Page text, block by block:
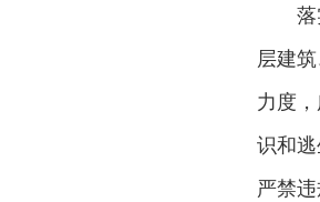
层建
力度
识和
严禁